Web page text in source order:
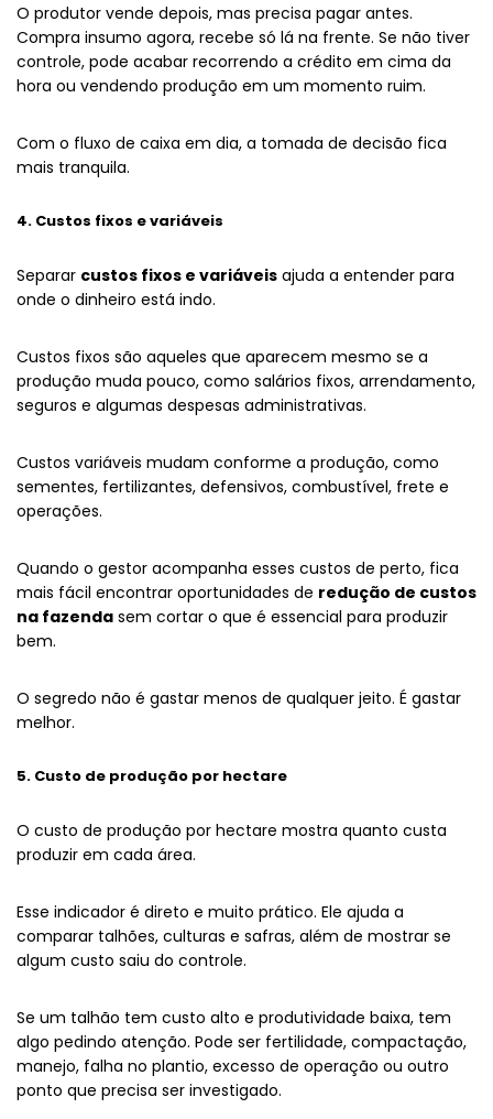
O produtor vende depois, mas precisa pagar antes.
Compra insumo agora, recebe só lá na frente. Se não tiver
controle, pode acabar recorrendo a crédito em cima da
hora ou vendendo produção em um momento ruim.
Com o fluxo de caixa em dia, a tomada de decisão fica
mais tranquila.
4. Custos fixos e variáveis
Separar custos fixos e variáveis ajuda a entender para
onde o dinheiro está indo.
Custos fixos são aqueles que aparecem mesmo se a
produção muda pouco, como salários fixos, arrendamento,
seguros e algumas despesas administrativas.
Custos variáveis mudam conforme a produção, como
sementes, fertilizantes, defensivos, combustível, frete e
operações.
Quando o gestor acompanha esses custos de perto, fica
mais fácil encontrar oportunidades de redução de custos
na fazenda sem cortar o que é essencial para produzir
bem.
O segredo não é gastar menos de qualquer jeito. É gastar
melhor.
5. Custo de produção por hectare
O custo de produção por hectare mostra quanto custa
produzir em cada área.
Esse indicador é direto e muito prático. Ele ajuda a
comparar talhões, culturas e safras, além de mostrar se
algum custo saiu do controle.
Se um talhão tem custo alto e produtividade baixa, tem
algo pedindo atenção. Pode ser fertilidade, compactação,
manejo, falha no plantio, excesso de operação ou outro
ponto que precisa ser investigado.